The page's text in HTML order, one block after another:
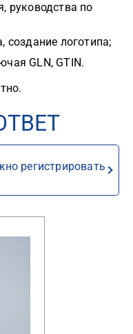
руководства по
создание логотипа;
GLN, GTIN.
регистрировать